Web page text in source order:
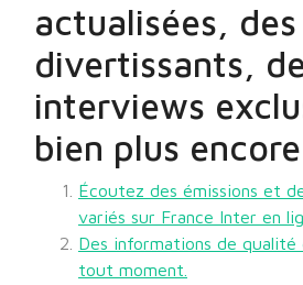
actualisées,
divertissants,
interviews
bien plus
Écoutez des émissions et
variés sur France Inter en
Des informations de qualité
tout moment.